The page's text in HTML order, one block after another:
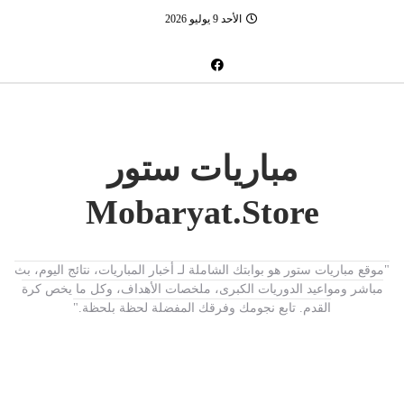
الأحد 9 يوليو 2026
مباريات ستور
Mobaryat.Store
"موقع مباريات ستور هو بوابتك الشاملة لـ أخبار المباريات، نتائج اليوم، بث
مباشر ومواعيد الدوريات الكبرى، ملخصات الأهداف، وكل ما يخص كرة
القدم. تابع نجومك وفرقك المفضلة لحظة بلحظة."